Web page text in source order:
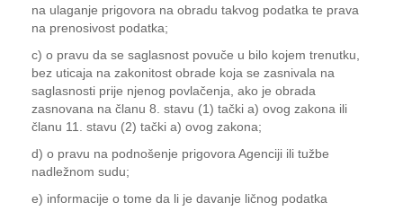
na ulaganje prigovora na obradu takvog podatka te prava
na prenosivost podatka;
c) o pravu da se saglasnost povuče u bilo kojem trenutku,
bez uticaja na zakonitost obrade koja se zasnivala na
saglasnosti prije njenog povlačenja, ako je obrada
zasnovana na članu 8. stavu (1) tački a) ovog zakona ili
članu 11. stavu (2) tački a) ovog zakona;
d) o pravu na podnošenje prigovora Agenciji ili tužbe
nadležnom sudu;
e) informacije o tome da li je davanje ličnog podatka